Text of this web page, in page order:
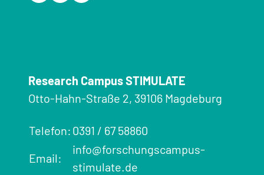
Research Campus STIMULATE
Otto-Hahn-Straße 2, 39106 Magdeburg
Telefon: 0391 / 67 58860
Email:
info@forschungscampus-
stimulate.de